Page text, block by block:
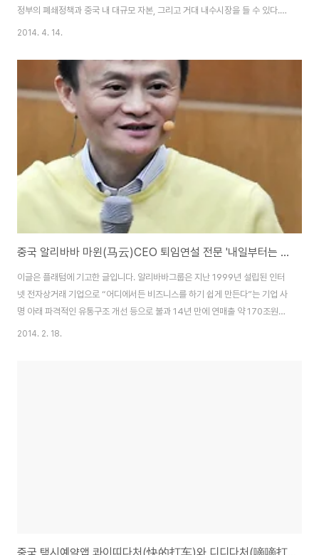
정부의 폐쇄정책과 중국 내 대규모 자본, 그리고 거대 내수시장을 들 수 있다.
중국기업들은 이를 적극 활용해 글로벌 기업과의 경쟁에서 비교우위를 점유해
트업 열풍이 불고있다. 지피지기백전불태(知彼知己百戰不殆 : 상대를 알고
나를 알면 백 번 싸워도 위태롭지 않다) 라는 말이 있듯이 오늘은 중국 스타트
업, 창업 관련된 웹사이트를 소개 한다. 1、 테크&스타트업 미디어36氪，
http://www.36kr.com/ Tech2ipo，http://tech2ipo.com 动点科技
2014. 4. 14.
중국 알리바바 마윈(马云)CEO 퇴임연설 전문 '내일부터는 삶이 제 일이 될 것입니다'
이글은 플래텀에 기고한 글입니다. 알리바바그룹은 지난 1999년 설립된 인터
넷 전자상거래 기업으로 “어디에서든 비즈니스를 하기 쉽게 만든다”는 기업 사
명 아래 파격적인 유통구조 개선 등으로 불과 14년 만에 연매출 약 170조원
(2012년 기준)의 글로벌 IT기업으로 성장했다. 중국 내 민영기업 매출규모 13
2014. 2. 18.